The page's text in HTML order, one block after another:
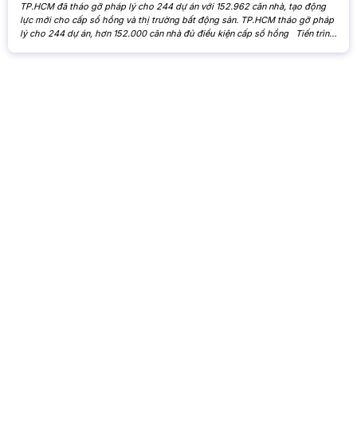
TP.HCM đã tháo gỡ pháp lý cho 244 dự án với 152.962 căn nhà, tạo động
lực mới cho cấp sổ hồng và thị trường bất động sản. TP.HCM tháo gỡ pháp
lý cho 244 dự án, hơn 152.000 căn nhà đủ điều kiện cấp sổ hồng Tiến trình